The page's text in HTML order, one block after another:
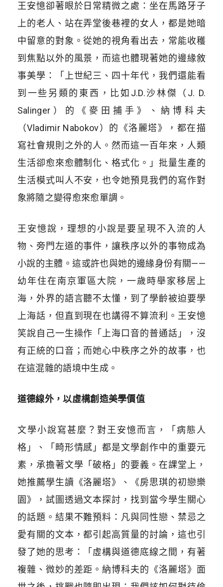
王安憶卻著眼於日常精微之處：坐在馬路牙子
上的老人、站在弄堂後巷裡的女人，都是她暗
中留意的對象。從她的視角看出去，常能收穫
到焦點以外的風景，而這也體現著她的邊緣敘
事美學：「上世紀三、四十年代，我們還能看
到一些另類的東西，比如J.D.沙林傑（J. D.
Salinger）的《麥田捕手》、納博科夫
（Vladimir Nabokov）的《洛麗塔》，都在描
寫社會規則之外的人。然而這一百年來，人類
生活卻愈來愈體制化、格式化。」批量生產的
生活模式叫人不安，也令她預見我們的寫作對
象將隨之變得愈來愈單調。
王安憶說，理想的小說是要呈現不入流的人
物、旁門左道的事件，讓秩序以外的事物成為
小說的主體。這或許也與她的邊緣身份有關——
幼年住在南京軍區大院，一歲時舉家移居上
海，外界的語言聽不太懂，到了學齡被迫要學
上海話，但直到現在也講得不算流利。王安憶
笑說自己一生操作「上海口音的普通話」，沒
有正統的口音；而她心中秩序之外的故事，也
在這混雜的語境中生成。
道德線外，以虛構創造美學價值
文學小說寫甚麼？對王安憶而言，「病態人
格」、「畸形情感」都是文學創作中的重要元
素，承擔著文學「破格」的要義。在課堂上，
她推薦學生讀《洛麗塔》、《房思琪的初戀樂
園》，試圖透過文本探討，找到當今學生關心
的話題。結果不難預料：凡與同性戀、禁忌之
愛有關的文本，都引起高質量的討論，這也引
發了她的思考：「虛構與道德底線之間，有著
複雜、微妙的差距。納博科夫的《洛麗塔》面